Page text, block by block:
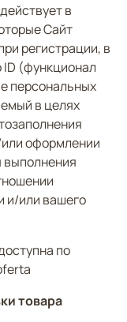
в
Сайт
регистрации, в
(функционал
персональных
в целях
оформлении
выполнения
и/или вашего
по
товара